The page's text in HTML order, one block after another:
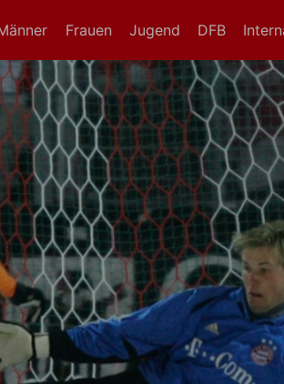
Frauen Jugend DFB